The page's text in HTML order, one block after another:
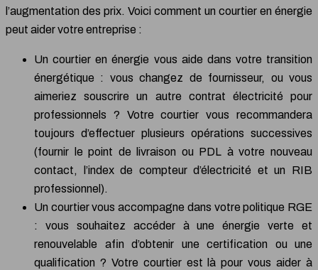
l’augmentation des prix. Voici comment un courtier en énergie
peut aider votre entreprise :
Un courtier en énergie vous aide dans votre transition
énergétique : vous changez de fournisseur, ou vous
aimeriez souscrire un autre contrat électricité pour
professionnels ? Votre courtier vous recommandera
toujours d’effectuer plusieurs opérations successives
(fournir le point de livraison ou PDL à votre nouveau
contact, l’index de compteur d’électricité et un RIB
professionnel).
Un courtier vous accompagne dans votre politique RGE
: vous souhaitez accéder à une énergie verte et
renouvelable afin d’obtenir une certification ou une
qualification ? Votre courtier est là pour vous aider à